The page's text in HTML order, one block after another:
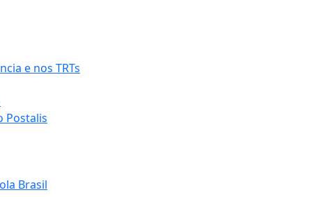
e nos TRTs
Postalis
Brasil